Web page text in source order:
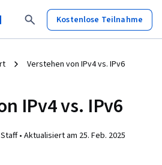
Kostenlose Teilnahme
Verstehen von IPv4 vs. IPv6
IPv4 vs. IPv6
• Aktualisiert am 25. Feb. 2025